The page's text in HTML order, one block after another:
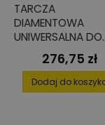
TARCZA
DIAMENTOWA
UNIWERSALNA DO
BETONU I CEGŁY,
MM X 25.4 MM X
MM, ILOŚĆ SEG.: 21
Cena
276,75 zł
Dodaj do